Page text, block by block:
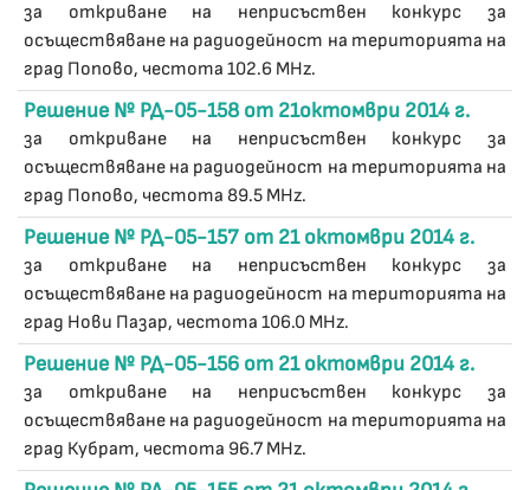
за откриване на неприсъствен конкурс за
осъществяване на радиодейност на територията на
град Попово, честота 102.6 MHz.
Решение № РД-05-158 от 21октомври 2014 г.
за откриване на неприсъствен конкурс за
осъществяване на радиодейност на територията на
град Попово, честота 89.5 MHz.
Решение № РД-05-157 от 21 октомври 2014 г.
за откриване на неприсъствен конкурс за
осъществяване на радиодейност на територията на
град Нови Пазар, честота 106.0 MHz.
Решение № РД-05-156 от 21 октомври 2014 г.
за откриване на неприсъствен конкурс за
осъществяване на радиодейност на територията на
град Кубрат, честота 96.7 MHz.